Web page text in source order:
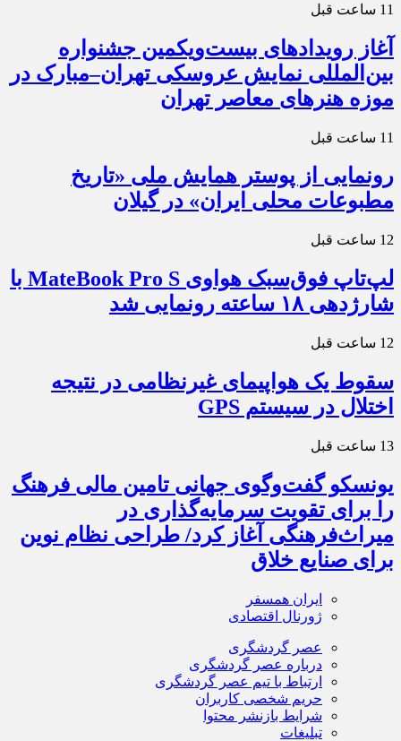
11 ساعت قبل
آغاز رویدادهای بیست‌ویکمین جشنواره
بین‌المللی نمایش عروسکی تهران–مبارک در
موزه هنرهای معاصر تهران
11 ساعت قبل
رونمایی از پوستر همایش ملی «تاریخ
مطبوعات محلی ایران» در گیلان
12 ساعت قبل
لپ‌تاپ فوق‌سبک هواوی MateBook Pro S با
شارژدهی ۱۸ ساعته رونمایی شد
12 ساعت قبل
سقوط یک هواپیمای غیرنظامی در نتیجه
اختلال در سیستم‌ GPS
13 ساعت قبل
یونسکو گفت‌وگوی جهانی تامین مالی فرهنگ
را برای تقویت سرمایه‌گذاری در
میراث‌فرهنگی آغاز کرد/ طراحی نظام نوین
برای صنایع خلاق
ایران همسفر
ژورنال اقتصادی
عصر گردشگری
درباره عصر گردشگری
ارتباط با تیم عصر گردشگری
حریم شخصی کاربران
شرایط بازنشر محتوا
تبلیغات